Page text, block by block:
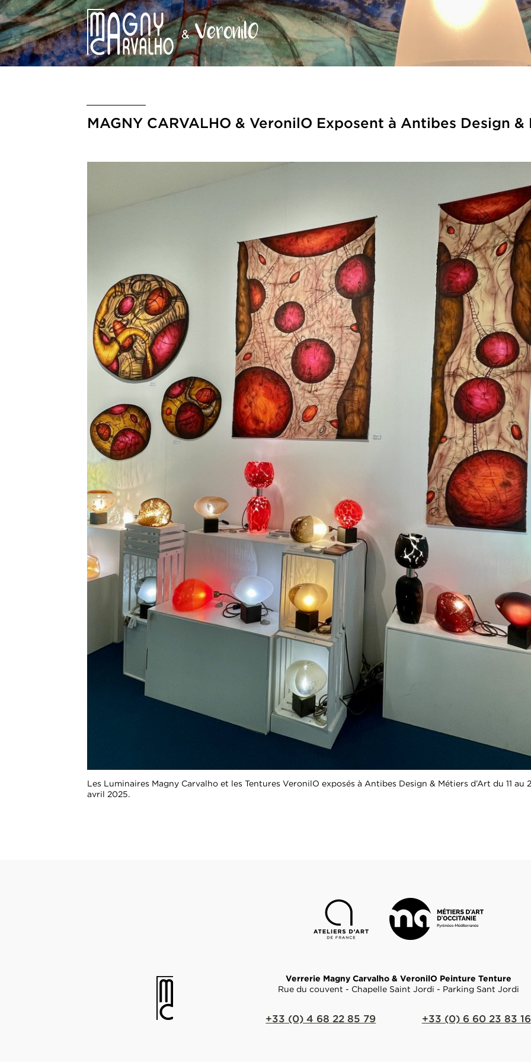
MAGNY CARVALHO & VeronilO Exposent à Antibes Design &
Les Luminaires Magny Carvalho et les Tentures VeronilO exposés à Antibes Design & Métiers d’Art du 11 au
avril 2025.
Verrerie Magny Carvalho & VeronilO Peinture Tenture
Rue du couvent - Chapelle Saint Jordi - Parking Sant Jordi
+33 (0) 4 68 22 85 79 +33 (0) 6 60 23 83 16